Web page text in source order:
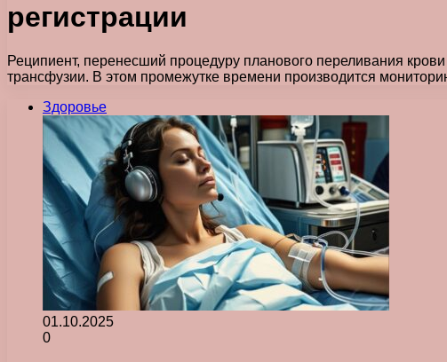
регистрации
Реципиент, перенесший процедуру планового переливания
трансфузии. В этом промежутке времени производится
Здоровье
01.10.2025
0